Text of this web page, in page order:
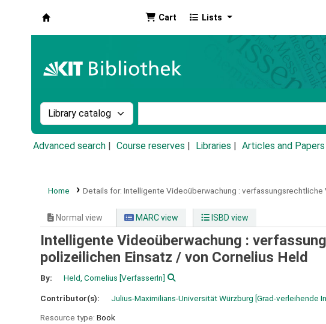
Cart Lists
Search the catalog by:
Advanced search Course reserves Libraries Articles and Papers
Home Details for: Intelligente Videoüberwachung : verfassungsrechtliche
Normal view MARC view ISBD view
Intelligente Videoüberwachung :
polizeilichen Einsatz / von Cornelius Held
By: Held, Cornelius [VerfasserIn]
Contributor(s): Julius-Maximilians-Universität Würzburg [Grad-verleihende
Resource type: Book